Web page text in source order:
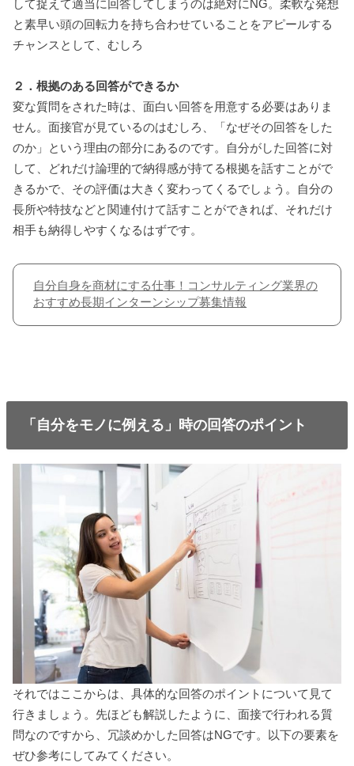
して捉えて適当に回答してしまうのは絶対にNG。柔軟な発想
と素早い頭の回転力を持ち合わせていることをアピールする
チャンスとして、むしろ
２．根拠のある回答ができるか
変な質問をされた時は、面白い回答を用意する必要はありま
せん。面接官が見ているのはむしろ、「なぜその回答をした
のか」という理由の部分にあるのです。自分がした回答に対
して、どれだけ論理的で納得感が持てる根拠を話すことがで
きるかで、その評価は大きく変わってくるでしょう。自分の
長所や特技などと関連付けて話すことができれば、それだけ
相手も納得しやすくなるはずです。
自分自身を商材にする仕事！コンサルティング業界の
おすすめ長期インターンシップ募集情報
「自分をモノに例える」時の回答のポイント
それではここからは、具体的な回答のポイントについて見て
行きましょう。先ほども解説したように、面接で行われる質
問なのですから、冗談めかした回答はNGです。以下の要素を
ぜひ参考にしてみてください。